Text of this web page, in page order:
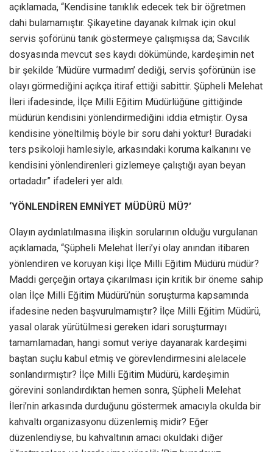
açıklamada, “Kendisine tanıklık edecek tek bir öğretmen
dahi bulamamıştır. Şikayetine dayanak kılmak için okul
servis şoförünü tanık göstermeye çalışmışsa da; Savcılık
dosyasında mevcut ses kaydı dökümünde, kardeşimin net
bir şekilde ‘Müdüre vurmadım’ dediği, servis şoförünün ise
olayı görmediğini açıkça itiraf ettiği sabittir. Şüpheli Melehat
İleri ifadesinde, İlçe Milli Eğitim Müdürlüğüne gittiğinde
müdürün kendisini yönlendirmediğini iddia etmiştir. Oysa
kendisine yöneltilmiş böyle bir soru dahi yoktur! Buradaki
ters psikoloji hamlesiyle, arkasındaki koruma kalkanını ve
kendisini yönlendirenleri gizlemeye çalıştığı ayan beyan
ortadadır” ifadeleri yer aldı.
‘YÖNLENDİREN EMNİYET MÜDÜRÜ MÜ?’
Olayın aydınlatılmasına ilişkin sorularının olduğu vurgulanan
açıklamada, “Şüpheli Melehat İleri’yi olay anından itibaren
yönlendiren ve koruyan kişi İlçe Milli Eğitim Müdürü müdür?
Maddi gerçeğin ortaya çıkarılması için kritik bir öneme sahip
olan İlçe Milli Eğitim Müdürü’nün soruşturma kapsamında
ifadesine neden başvurulmamıştır? İlçe Milli Eğitim Müdürü,
yasal olarak yürütülmesi gereken idari soruşturmayı
tamamlamadan, hangi somut veriye dayanarak kardeşimi
baştan suçlu kabul etmiş ve görevlendirmesini alelacele
sonlandırmıştır? İlçe Milli Eğitim Müdürü, kardeşimin
görevini sonlandırdıktan hemen sonra, Şüpheli Melehat
İleri’nin arkasında durduğunu göstermek amacıyla okulda bir
kahvaltı organizasyonu düzenlemiş midir? Eğer
düzenlendiyse, bu kahvaltının amacı okuldaki diğer